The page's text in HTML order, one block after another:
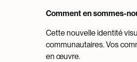
Comment en sommes-
Cette nouvelle identité
communautaires. Vos
en œuvre.